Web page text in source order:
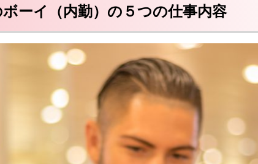
ーイ（内勤）の５つの仕事内容